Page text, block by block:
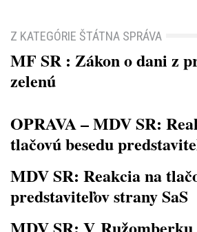
Z KATEGÓRIE ŠTÁTNA SPRÁVA
MF SR : Zákon o dani z
zelenú
OPRAVA – MDV SR:
tlačovú besedu
MDV SR: Reakcia na
predstaviteľov strany SaS